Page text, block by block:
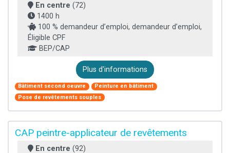
En centre (72)
1400 h
100 % demandeur d’emploi, demandeur d’emploi,
Éligible CPF
BEP/CAP
Plus d'informations
Bâtiment second oeuvre
Peinture en bâtiment
Pose de revêtements souples
CAP peintre-applicateur de revêtements
En centre (92)